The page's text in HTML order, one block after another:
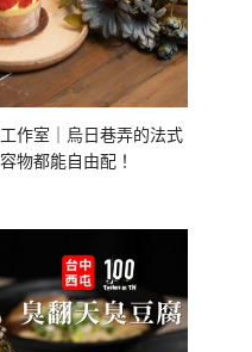
作室｜烏日巷弄的法式
物都能自由配！